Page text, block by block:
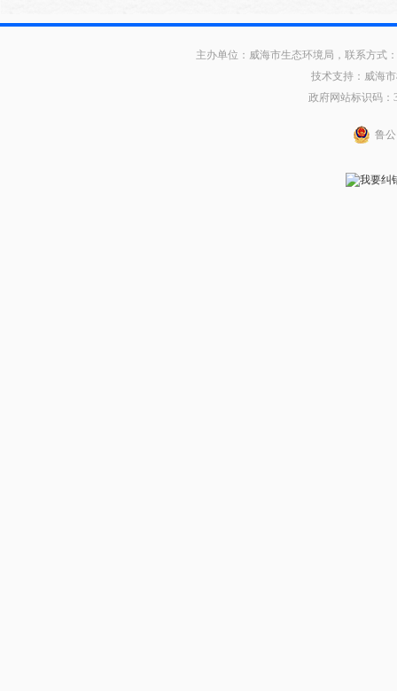
主办单位：威海市生态环境局，联系方式
技术支持：威海
政府网站标识码：
鲁公